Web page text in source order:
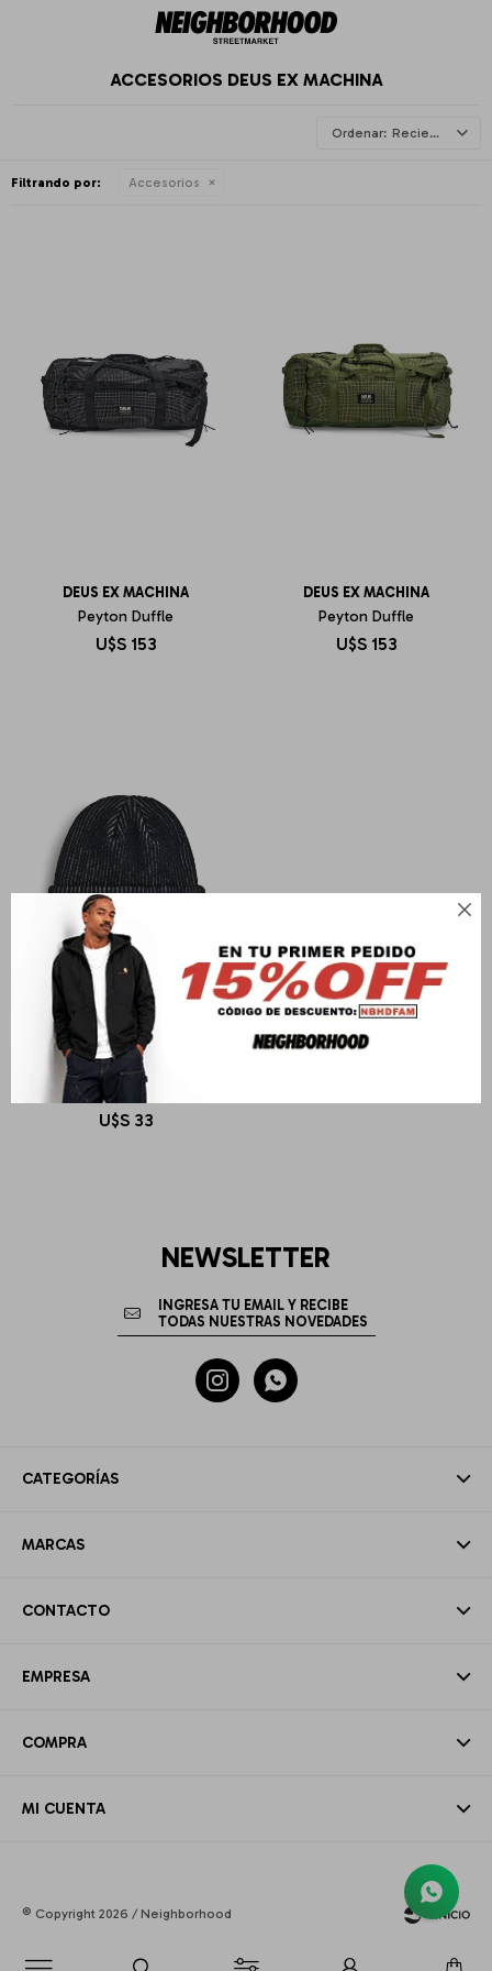

ACCESORIOS DEUS EX MACHINA
Recientes
Filtrando por: Accesorios
DEUS EX MACHINA
Peyton Duffle
U$S 153
DEUS EX MACHINA
Peyton Duffle
U$S 153
DEUS EX MACHINA
Melody 2-Tone Beanie
U$S 33
CATEGORÍAS
MARCAS
CONTACTO
EMPRESA
COMPRA
MI CUENTA
NEWSLETTER
 
© Copyright 2026 / Neighborhood